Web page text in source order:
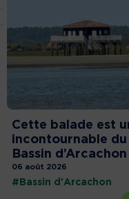
Cette balade est
incontournable du
Bassin d’Arcachon
06 août 2026
#Bassin d'Arcachon